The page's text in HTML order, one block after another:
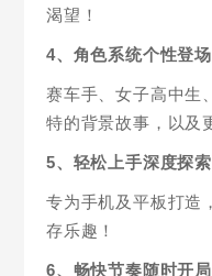
渴望！
4、角色系统个性登场
赛车手、女子高中生
特的背景故事，以及
5、轻松上手深度探索
专为手机及平板打造
存乐趣！
6、畅快节奏随时开局